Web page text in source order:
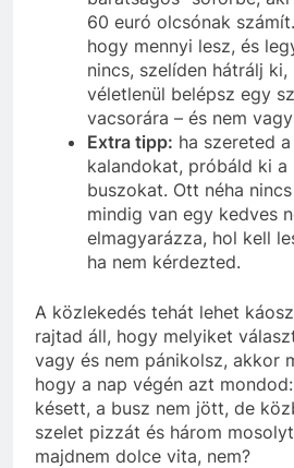
60 euró olcsónak
hogy mennyi lesz, és
nincs, szelíden hátrálj
véletlenül belépsz egy
vacsorára – és nem
Extra tipp: ha szereted
kalandokat, próbáld ki a
buszokat. Ott néha
mindig van egy kedves
elmagyarázza, hol kell
ha nem kérdezted.
A közlekedés tehát lehet
rajtad áll, hogy melyiket
vagy és nem pánikolsz, akkor
hogy a nap végén azt
késett, a busz nem jött, de
szelet pizzát és három
majdnem dolce vita, nem?